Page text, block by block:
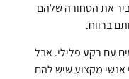
את הסחורה שלהם
ברווח.
עם רקע פלילי. אבל
אנשי מקצוע שיש להם